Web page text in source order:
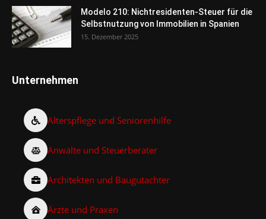
Modelo 210: Nichtresidenten-Steuer für die
Selbstnutzung von Immobilien in Spanien
15. Dezember 2025
Unternehmen
Alterspflege und Seniorenhilfe
Anwälte und Steuerberater
Architekten und Baugutachter
Ärzte und Praxen